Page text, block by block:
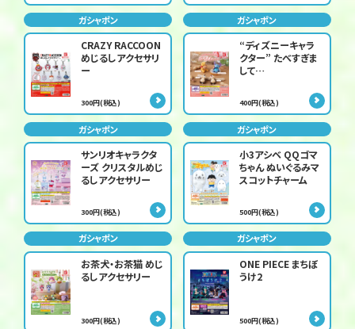
ガシャポン
CRAZY RACCOON
めじるしアクセサリ
ー
300円(税込)
ガシャポン
“ディズニーキャラ
クター” たべすぎま
して…
400円(税込)
ガシャポン
サンリオキャラクタ
ーズ クリスタルめじ
るしアクセサリー
300円(税込)
ガシャポン
小3アシベ QQゴマ
ちゃん ぬいぐるみマ
スコットチャーム
500円(税込)
ガシャポン
お茶犬・お茶猫 めじ
るしアクセサリー
300円(税込)
ガシャポン
ONE PIECE まちぼ
うけ2
500円(税込)